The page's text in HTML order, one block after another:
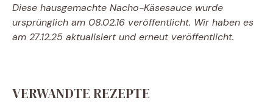
Diese hausgemachte Nacho-Käsesauce wurde
ursprünglich am 08.02.16 veröffentlicht. Wir haben es
am 27.12.25 aktualisiert und erneut veröffentlicht.
VERWANDTE REZEPTE